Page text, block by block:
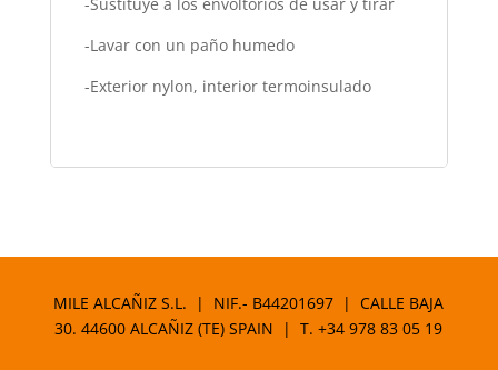
-Lavar con un paño humedo
-Exterior nylon, interior termoinsulado
MILE ALCAÑIZ S.L. | NIF.- B44201697 | CALLE BAJA
30. 44600 ALCAÑIZ (TE) SPAIN | T.+34 978 83 05 19